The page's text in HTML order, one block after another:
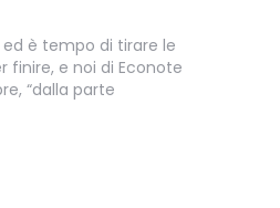
ed è tempo di tirare le
finire, e noi di Econote
“dalla parte